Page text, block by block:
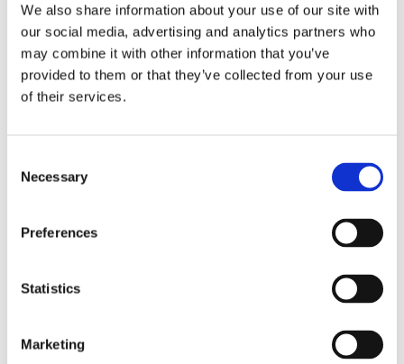
We also share information about your use of our site with
our social media, advertising and analytics partners who
may combine it with other information that you’ve
provided to them or that they’ve collected from your use
of their services.
Selection
Necessary
Preferences
Statistics
Marketing
Zur
Skizzenbuch:
Reisinger